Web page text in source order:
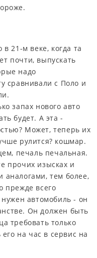
21-м веке, когда та
почти, выпускать
надо
сравнивали с Поло и
запах нового авто
будет. А эта -
Может, теперь их
рулится? кошмар.
печаль печальная.
прочих изысках и
аналогами, тем более,
прежде всего
нужен автомобиль - он
Он должен быть
требовать только
на час в сервис на